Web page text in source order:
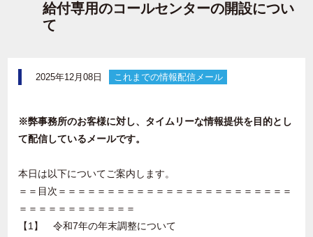
給付専用のコールセンターの開設につい
て
2025年12月08日 これまでの情報配信メール
※弊事務所のお客様に対し、タイムリーな情報提供を目的とし
て配信しているメールです。
本日は以下についてご案内します。
＝＝目次＝＝＝＝＝＝＝＝＝＝＝＝＝＝＝＝＝＝＝＝＝＝＝＝
＝＝＝＝＝＝＝＝＝＝＝＝
【1】 令和7年の年末調整について